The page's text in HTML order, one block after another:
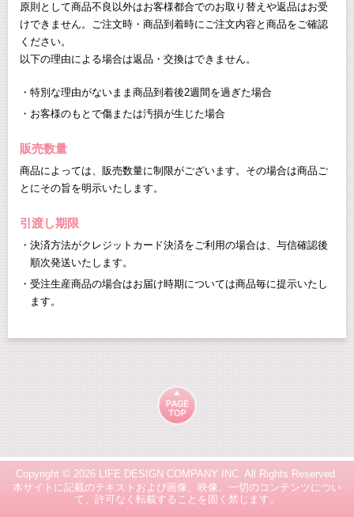
原則として商品不良以外はお客様都合でのお取り替えや返品はお受
けできません。ご注文時・商品到着時にご注文内容と商品をご確認
ください。
以下の理由による場合は返品・交換はできません。
特別な理由がないまま商品到着後2週間を過ぎた場合
お客様のもとで傷または汚損が生じた場合
販売数量
商品によっては、販売数量に制限がございます。その場合は商品ご
とにその旨を明示いたします。
引渡し期限
決済方法がクレジットカード決済をご利用の場合は、与信確認後
順次発送いたします。
受注生産商品の場合はお届け時期については商品毎に提示いたし
ます。
Copyright © 2026 LIFE DESIGN COMPANY INC. All Rights Reserved.
本サイトに記載のテキストおよび画像、映像、一切のコンテンツについ
て、許可なく転載することを固く禁じます。